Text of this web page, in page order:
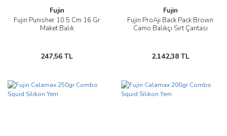
Fujin
Fujin Punisher 10.5 Cm 16 Gr
Maket Balık
247,56 TL
Fujin
Fujin ProAji Back Pack Brown
Camo Balıkçı Sırt Çantası
2.142,38 TL